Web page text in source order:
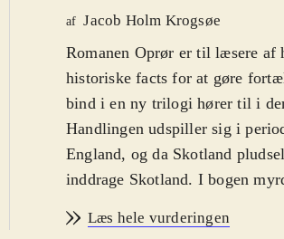
af Jacob Holm Krogsøe
Romanen Oprør er til læsere af
historiske facts for at gøre
bind i en ny trilogi hører til i
Handlingen udspiller sig i
England, og da Skotland
inddrage Skotland. I bogen
hovedperson, Robert Bruce,
Læs hele vurderingen